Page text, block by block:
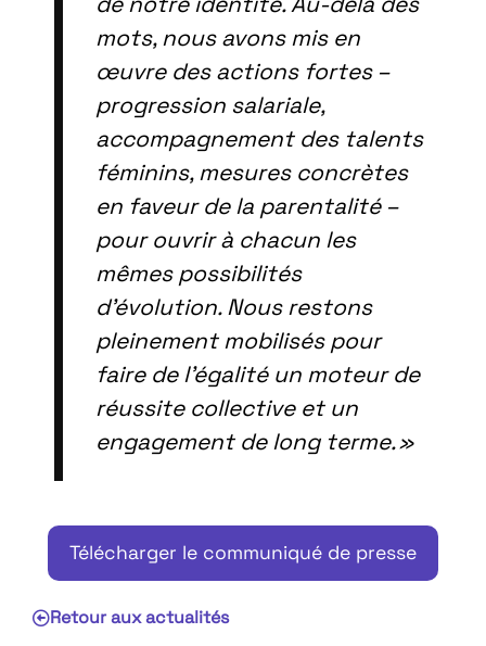
mots, nous avons mis en
œuvre des actions fortes –
progression salariale,
accompagnement des talents
féminins, mesures concrètes
en faveur de la parentalité –
pour ouvrir à chacun les
mêmes possibilités
d’évolution. Nous restons
pleinement mobilisés pour
faire de l’égalité un moteur de
réussite collective et un
engagement de long terme. »
Télécharger le communiqué de presse
Retour aux actualités